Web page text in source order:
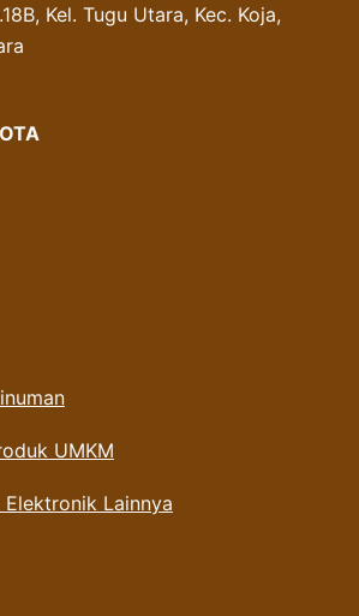
Kel. Tugu Utara, Kec. Koja,
UMKM
Lainnya